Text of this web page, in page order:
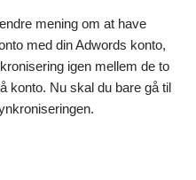
mening om at have
med din Adwords konto,
igen mellem de to
konto. Nu skal du bare gå til